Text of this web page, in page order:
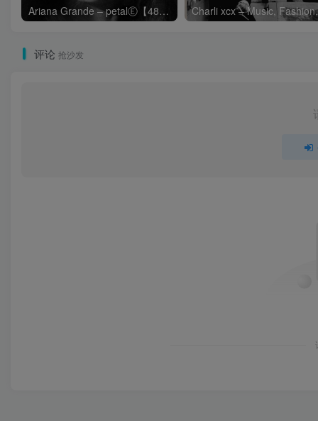
Ariana Grande – petalⒺ【48kHz／24bit】英国区
评论 抢沙发